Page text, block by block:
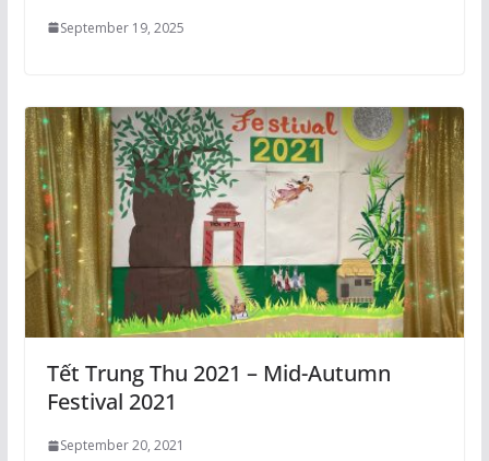
September 19, 2025
Tết Trung Thu 2021 – Mid-Autumn
Festival 2021
September 20, 2021